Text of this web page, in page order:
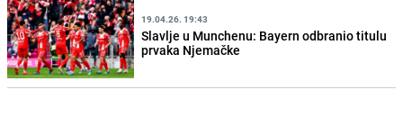
19.04.26. 19:43
Slavlje u Munchenu: Bayern odbranio titulu
prvaka Njemačke